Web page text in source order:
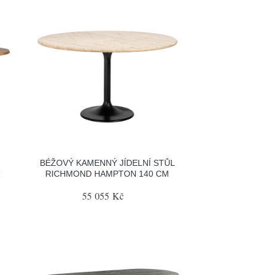
BÉŽOVÝ KAMENNÝ JÍDELNÍ STŮL
RICHMOND HAMPTON 140 CM
55 055 Kč